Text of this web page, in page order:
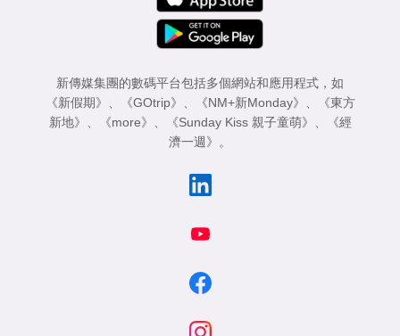
新傳媒集團的數碼平台包括多個網站和應用程式，如
《新假期》
《GOtrip》 《NM+新Monday》
《東方
新地》
《more》 《Sunday Kiss 親子童萌》
《經
濟一週》
。